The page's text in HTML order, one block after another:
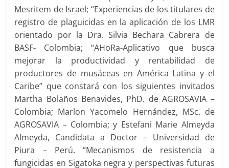
Mesritem de Israel; “Experiencias de los titulares de
registro de plaguicidas en la aplicación de los LMR
orientado por la Dra. Silvia Bechara Cabrera de
BASF- Colombia; “AHoRa-Aplicativo que busca
mejorar la productividad y rentabilidad de
productores de musáceas en América Latina y el
Caribe” que constará con los siguientes invitados
Martha Bolaños Benavides, PhD. de AGROSAVIA –
Colombia; Marlon Yacomelo Hernández, MSc. de
AGROSAVIA – Colombia; y Estefani Marie Almeyda
Almeyda, Candidata a Doctor – Universidad de
Piura – Perú. “Mecanismos de resistencia a
fungicidas en Sigatoka negra y perspectivas futuras